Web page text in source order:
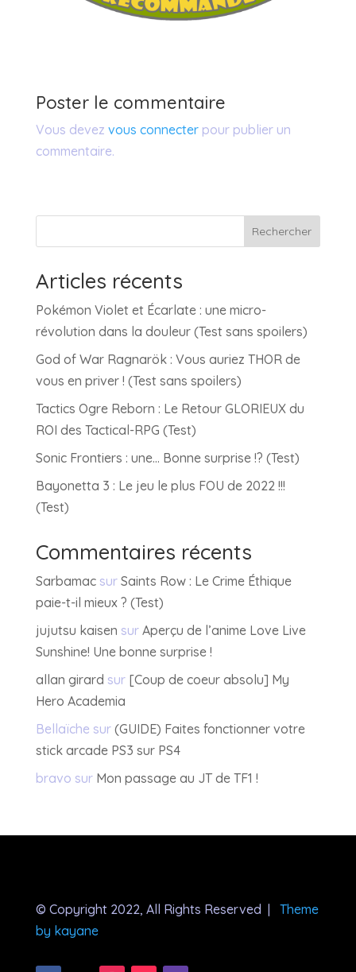
Poster le commentaire
Vous devez vous connecterpour publier un
commentaire.
Rechercher
Articles récents
Pokémon Violet et Écarlate : une micro-
révolution dans la douleur (Test sans spoilers)
God of War Ragnarök : Vous auriez THOR de
vous en priver ! (Test sans spoilers)
Tactics Ogre Reborn : Le Retour GLORIEUX du
ROI des Tactical-RPG (Test)
Sonic Frontiers : une… Bonne surprise !? (Test)
Bayonetta 3 : Le jeu le plus FOU de 2022 !!!
(Test)
Commentaires récents
Sarbamacsur Saints Row : Le Crime Éthique
paie-t-il mieux ? (Test)
jujutsu kaisen sur Aperçu de l’anime Love Live
Sunshine! Une bonne surprise !
allan girard sur [Coup de coeur absolu] My
Hero Academia
Bellaïche sur (GUIDE) Faites fonctionner votre
stick arcade PS3 sur PS4
bravo sur Mon passage au JT de TF1 !
© Copyright 2022, All Rights Reserved |
Theme
by kayane